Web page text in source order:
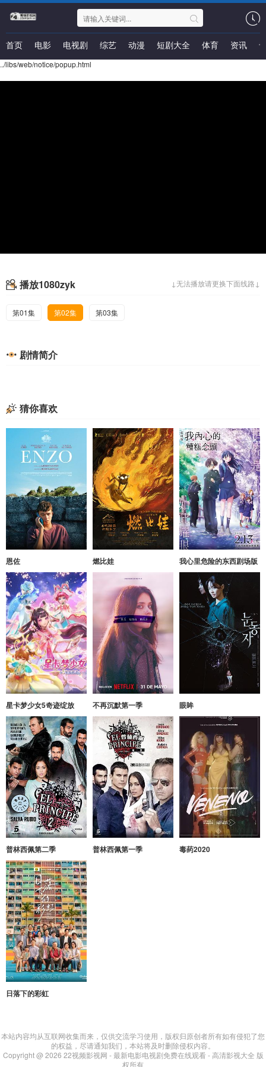
首页 电影 电视剧 综艺 动漫 短剧大全 体育 资讯
../libs/web/notice/popup.html
↓无法播放请更换下面线路↓
播放1080zyk
第01集 第02集 第03集
剧情简介
猜你喜欢
恩佐 燃比娃 我心里危险的东西剧场版
星卡梦少女5奇迹绽放 不再沉默第一季 眼眸
普林西佩第二季 普林西佩第一季 毒药2020
日落下的彩虹
本站内容均从互联网收集而来，仅供交流学习使用，版权归原创者所有如有侵犯了您
的权益，尽请通知我们，本站将及时删除侵权内容。
Copyright @ 2026 22视频影视网 - 最新电影电视剧免费在线观看 - 高清影视大全 版
权所有